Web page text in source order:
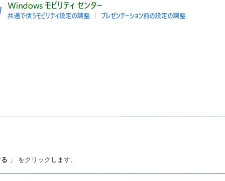
」 をクリックします。